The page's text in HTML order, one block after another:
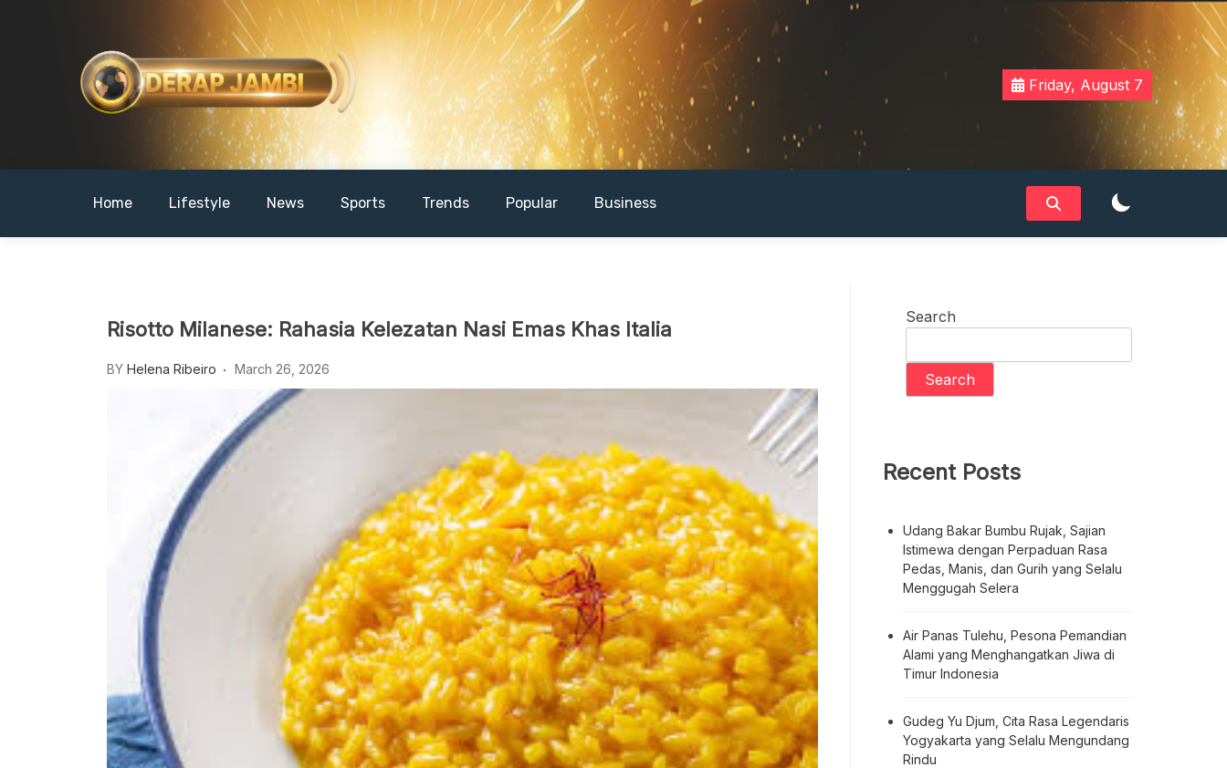
DERAPJAMBI
Friday, August 7
Home Lifestyle News Sports Trends Popular Business
Risotto Milanese: Rahasia Kelezatan Nasi Emas Khas Italia
BY Helena Ribeiro March 26, 2026
Search
Search
Recent Posts
Udang Bakar Bumbu Rujak, Sajian
Istimewa dengan Perpaduan Rasa
Pedas, Manis, dan Gurih yang Selalu
Menggugah Selera
Air Panas Tulehu, Pesona Pemandian
Alami yang Menghangatkan Jiwa di
Timur Indonesia
Gudeg Yu Djum, Cita Rasa Legendaris
Yogyakarta yang Selalu Mengundang
Rindu